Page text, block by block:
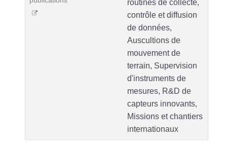
routines de collecte,
contrôle et diffusion
de données,
Auscultions de
mouvement de
terrain, Supervision
d'instruments de
mesures, R&D de
capteurs innovants,
Missions et chantiers
internationaux